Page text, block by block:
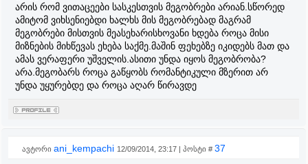
არის რომ ვითაცეები სასკესთვის მეგობრები არიან.სწორედ
ამიტომ ვიხსენიებდი ხალხს მის მეგობრებად მაგრამ
მეგობრები მისთვის მეასეხარისხოვანი ხდება როცა მისი
მიზნების მიხწევას ეხება საქმე.მაშინ ფეხებზე იკიდებს მათ და
ამას ვერაფერი უშველის.ასითი უნდა იყოს მეგობრობა?
არა.მეგობარს როცა გაწყობს რომანტიკული მზერით არ
უნდა უყურებდე და როცა აღარ წირავდე
ავტორი ani_kempachi 12/09/2014, 23:17 | პოსტი # 37